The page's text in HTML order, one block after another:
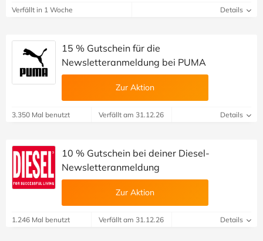
Verfällt in 1 Woche Details
15 % Gutschein für die
Newsletteranmeldung bei PUMA
Zur Aktion
3.350 Mal benutzt Verfällt am 31.12.26 Details
10 % Gutschein bei deiner Diesel-
Newsletteranmeldung
Zur Aktion
1.246 Mal benutzt Verfällt am 31.12.26 Details